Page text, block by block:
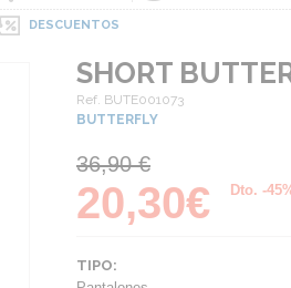
DESCUENTOS
SHORT
Ref. BUTE001073
BUTTERFLY
36,90 €
20,30€ Dto. -
TIPO: